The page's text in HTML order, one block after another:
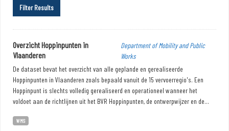
Filter Results
Overzicht Hoppinpunten in
Vlaanderen
Department of Mobility and Public
Works
De dataset bevat het overzicht van alle geplande en gerealiseerde
Hoppinpunten in Vlaanderen zoals bepaald vanuit de 15 vervoerregio's. Een
Hoppinpunt is slechts volledig gerealiseerd en operationeel wanneer het
voldoet aan de richtlijnen uit het BVR Hoppinpunten, de ontwerpwijzer en de...
WMS